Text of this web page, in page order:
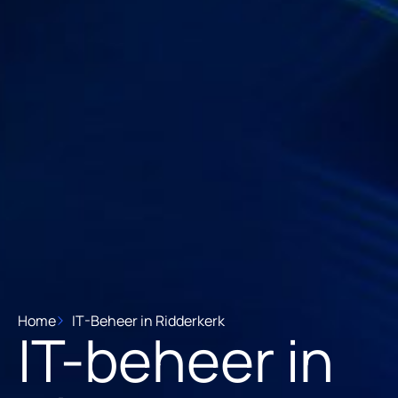
Home IT-Beheer in Ridderkerk
IT-beheer in